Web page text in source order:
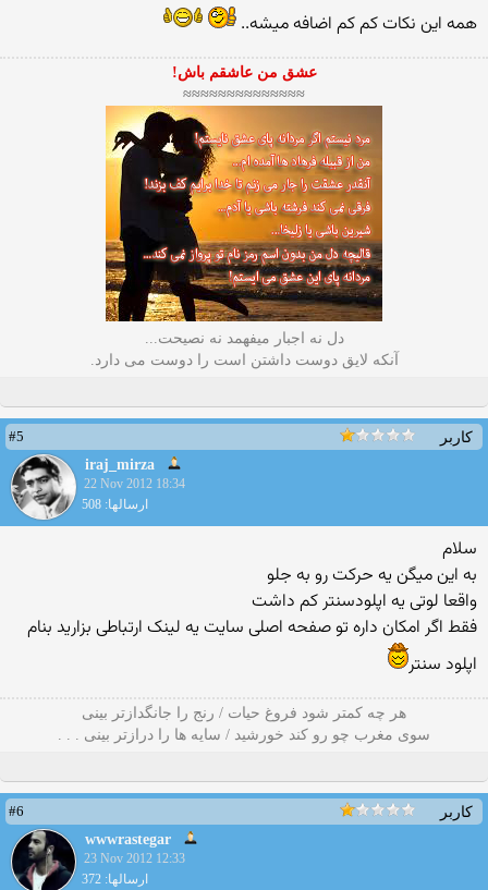
همه این نکات کم کم اضافه میشه..
عشق من عاشقم باش!
≈≈≈≈≈≈≈≈≈≈≈≈≈≈
دل نه اجبار میفهمد نه نصیحت...
آنکه لایق دوست داشتن است را دوست می دارد.
کاربر
#5
iraj_mirza
22 Nov 2012 18:34
ارسالها: 508
سلام
به این میگن یه حرکت رو به جلو
واقعا لوتی یه اپلودسنتر کم داشت
فقط اگر امکان داره تو صفحه اصلی سایت یه لینک ارتباطی بزارید بنام
اپلود سنتر
هر چه کمتر شود فروغ حیات / رنج را جانگدازتر بینی
سوی مغرب چو رو کند خورشید / سایه ها را درازتر بینی . . .
کاربر
#6
wwwrastegar
23 Nov 2012 12:33
ارسالها: 372